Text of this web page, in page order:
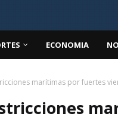
ECONOMIA
marítimas por fuertes